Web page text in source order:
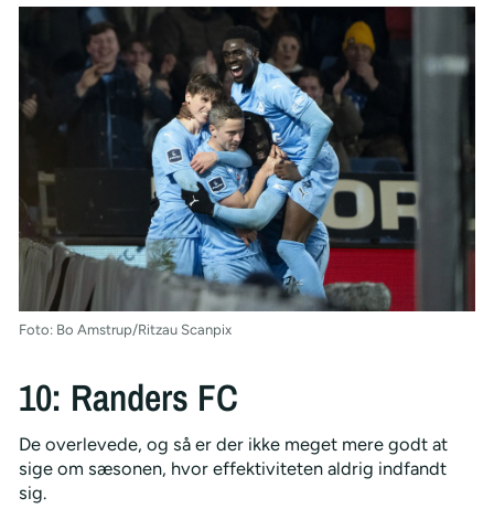
Foto: Bo Amstrup/Ritzau Scanpix
10: Randers FC
De overlevede, og så er der ikke meget mere godt at
sige om sæsonen, hvor effektiviteten aldrig indfandt
sig.